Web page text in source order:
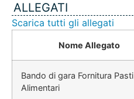
ALLEGATI
Scarica tutti gli allegati
Nome Allegato
Bando di gara Fornitura Pasti
Alimentari